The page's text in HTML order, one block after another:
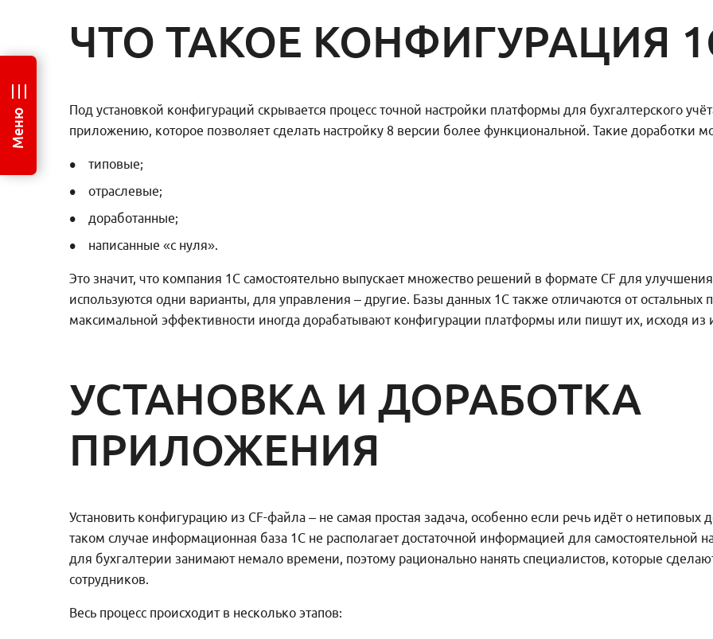
ЧТО ТАКОЕ КОНФИГУРАЦИЯ
Под установкой конфигураций скрывается процесс точной настройки платформы для бухгалтерского
приложению, которое позволяет сделать настройку 8 версии более функциональной. Такие доработки
типовые;
отраслевые;
доработанные;
написанные «с нуля».
Это значит, что компания 1С самостоятельно выпускает множество решений в формате CF для
используются одни варианты, для управления – другие. Базы данных 1С также отличаются от
максимальной эффективности иногда дорабатывают конфигурации платформы или пишут их, исходя из
УСТАНОВКА И ДОРАБОТКА
ПРИЛОЖЕНИЯ
Установить конфигурацию из CF-файла – не самая простая задача, особенно если речь идёт о нетиповых
таком случае информационная база 1С не располагает достаточной информацией для самостоятельной
для бухгалтерии занимают немало времени, поэтому рационально нанять специалистов, которые
сотрудников.
Весь процесс происходит в несколько этапов:
Меню